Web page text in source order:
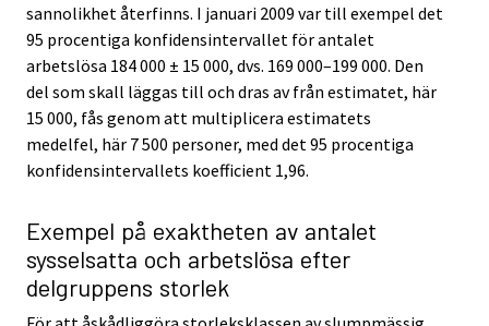
sannolikhet återfinns. I januari 2009 var till exempel det
95 procentiga konfidensintervallet för antalet
arbetslösa 184 000 ± 15 000, dvs. 169 000–199 000. Den
del som skall läggas till och dras av från estimatet, här
15 000, fås genom att multiplicera estimatets
medelfel, här 7 500 personer, med det 95 procentiga
konfidensintervallets koefficient 1,96.
Exempel på exaktheten av antalet
sysselsatta och arbetslösa efter
delgruppens storlek